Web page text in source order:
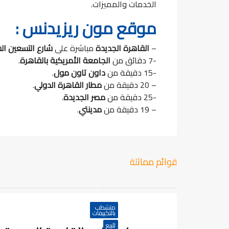
الخدمات والمميزات.
موقع مون ريزيدنس :
– القاهرة الجديدةمباشرة علىشارع التسعين
-7 دقائق من
الجامعة الأمريكية بالقاهرة.
-15 دقيقة من
داون تاون مول.
– 20 دقيقة من
مطار القاهرةالدولي.
-25 دقيقة من
مصرالجديدة.
– 19 دقيقة من
مدينتي.
قوائم مماثلة
متشطب
بالتكييفات
للبيع